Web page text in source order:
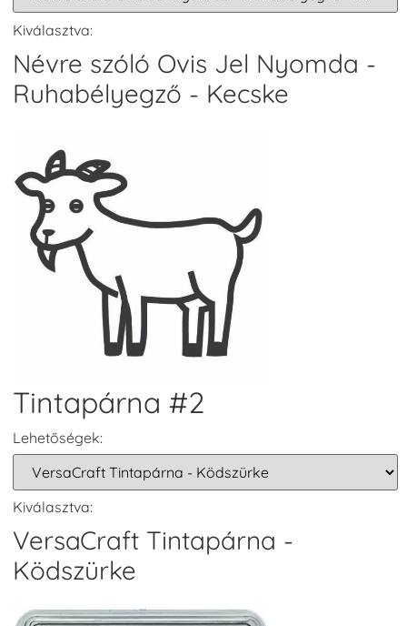
Kiválasztva:
Névre szóló Ovis Jel Nyomda -
Ruhabélyegző - Kecske
Tintapárna #2
Lehetőségek:
Kiválasztva:
VersaCraft Tintapárna -
Ködszürke